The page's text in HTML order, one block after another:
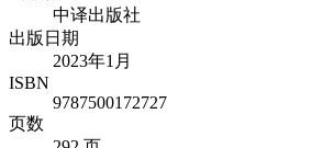
中译出版社
出版日期
2023年1月
ISBN
9787500172727
页数